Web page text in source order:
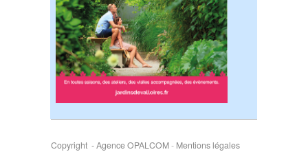
Copyright - Agence OPALCOM- Mentions légales